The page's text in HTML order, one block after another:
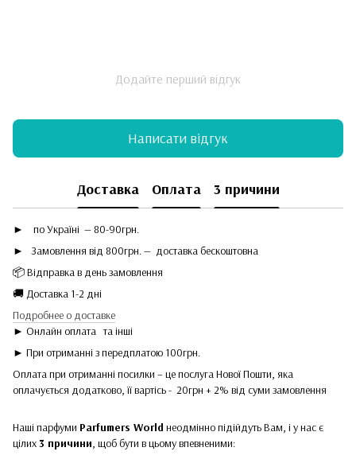
Додайте перший відгук
Написати відгук
Доставка Оплата 3 причини
►
по Україні — 80-90грн.
► Замовлення від 800грн. — доставка бескоштовна
📦 Відправка в день замовлення
🚚 Доставка 1-2 дні
Подробнее о доставке
► Онлайн оплата та інші
► При отриманні з передплатою 100грн.
Оплата при отриманні посилки – це послуга Нової Пошти, яка
оплачується додатково, її вартісь - 20грн + 2% від суми замовлення
Наші парфуми Parfumers World неодмінно підійдуть Вам, і у нас є
цілих3 причини , щоб бути в цьому впевненими: